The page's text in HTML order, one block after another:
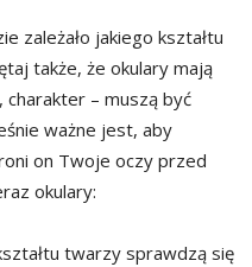
zależało jakiego kształtu
także, że okulary mają
– muszą być
ważne jest, aby
on Twoje oczy przed
okulary:
twarzy sprawdzą się